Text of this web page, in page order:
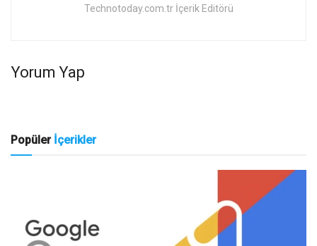
Technotoday.com.tr İçerik Editörü
Yorum Yap
Popüler İçerikler